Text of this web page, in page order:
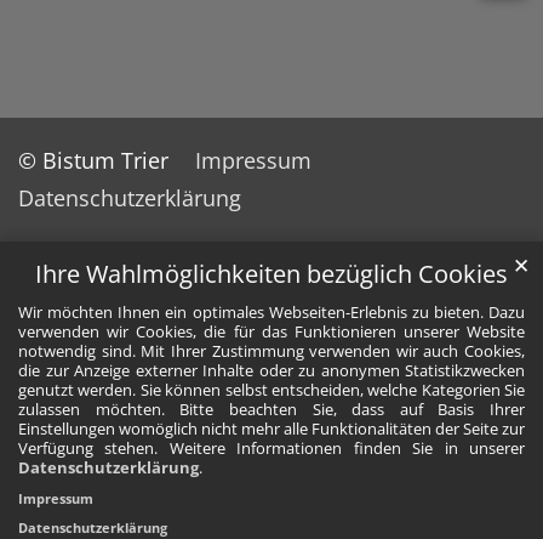
Ihre Wahlmöglichkeiten bezüglich Cookies
Wir möchten Ihnen ein optimales Webseiten-Erlebnis zu bieten. Dazu
verwenden wir Cookies, die für das Funktionieren unserer Website
notwendig sind. Mit Ihrer Zustimmung verwenden wir auch Cookies,
die zur Anzeige externer Inhalte oder zu anonymen Statistikzwecken
genutzt werden. Sie können selbst entscheiden, welche Kategorien Sie
zulassen möchten. Bitte beachten Sie, dass auf Basis Ihrer
Einstellungen womöglich nicht mehr alle Funktionalitäten der Seite zur
Verfügung stehen. Weitere Informationen finden Sie in unserer
Datenschutzerklärung.
✕
Impressum
Datenschutzerklärung
© Bistum Trier
Impressum
Datenschutzerklärung